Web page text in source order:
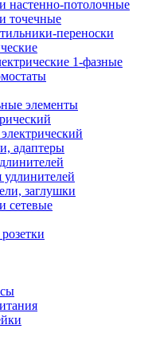
настенно-потолочные
точечные
переноски
1-фазные
элементы
адаптеры
заглушки
сетевые